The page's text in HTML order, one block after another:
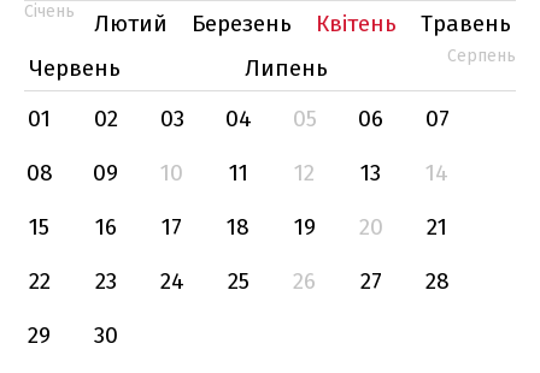
Січень Лютий Березень Квітень
Травень
Червень
Липень Серпень
01 02 03 04 05 06
07
08
09 10 11 12 13
14
15
16 17 18 19 20
21
22
23 24 25 26 27
28
29
30